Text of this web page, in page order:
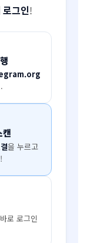
그인!
캔
을 누르고
바로 로그인